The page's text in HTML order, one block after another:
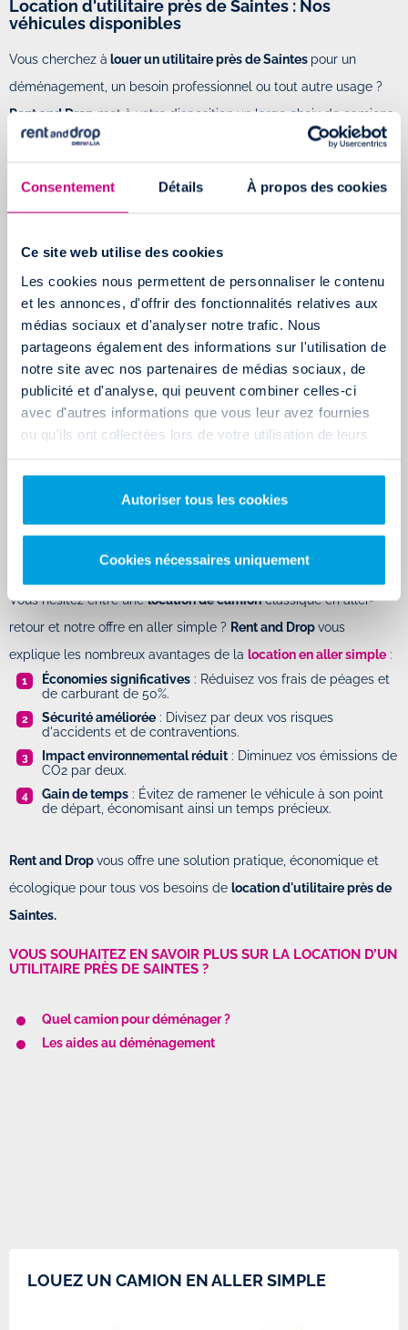
Consentement Détails À propos des cookies
Ce site web utilise des cookies
Les cookies nous permettent de personnaliser le contenu
et les annonces, d'offrir des fonctionnalités relatives aux
médias sociaux et d'analyser notre trafic. Nous
partageons également des informations sur l'utilisation de
notre site avec nos partenaires de médias sociaux, de
publicité et d'analyse, qui peuvent combiner celles-ci
avec d'autres informations que vous leur avez fournies
ou qu'ils ont collectées lors de votre utilisation de leurs
Autoriser tous les cookies
Cookies nécessaires uniquement
Location d'utilitaire près de Saintes : Nos
véhicules disponibles
Vous cherchez à louer un utilitaire près de Saintes pour un
déménagement, un besoin professionnel ou tout autre usage ?
Rent and Dropmet à votre disposition un large choix de camions,
allant de6m³ à 20m³ avec hayon
, tous récents (moins de trois
Chaque véhicule est équipé de climatisation, Bluetooth et
Pour vous aider à choisir le véhicule le plus adapté à vos besoins,
camion sur notre site web. Ces fiches contiennent toutes les
informations nécessaires pour faire le meilleur choix.
Vous hésitez entre unelocation de camionclassique en aller-
retour et notre offre en aller simple ? Rent and Dropvous
explique les nombreux avantages de la location en aller simple :
Économies significatives : Réduisez vos frais de péages et
de carburant de 50%.
Sécurité améliorée : Divisez par deux vos risques
d'accidents et de contraventions.
Impact environnemental réduit : Diminuez vos émissions de
CO2 par deux.
Gain de temps : Évitez de ramener le véhicule à son point
de départ, économisant ainsi un temps précieux.
Rent and Dropvous offre une solution pratique, économique et
écologique pour tous vos besoins de location d'utilitaire près de
Saintes.
VOUS SOUHAITEZ EN SAVOIR PLUS SUR LA LOCATION D’UN
UTILITAIRE PRÈS DE SAINTES ?
Quel camion pour déménager ?
Les aides au déménagement
LOUEZ UN CAMION EN ALLER SIMPLE